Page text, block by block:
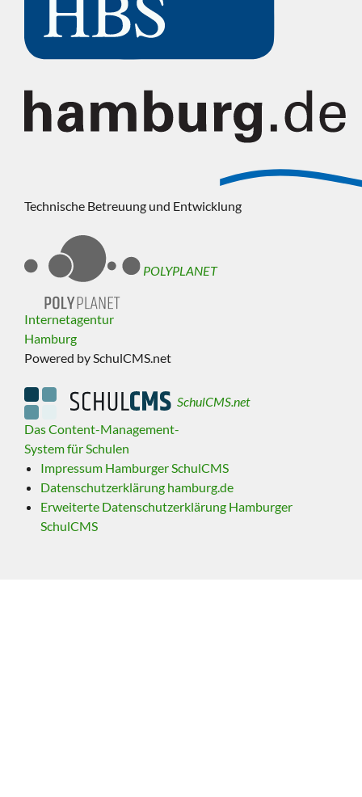
Technische Betreuung und Entwicklung
POLYPLANET
Internetagentur
Hamburg
Powered by SchulCMS.net
SchulCMS.net
Das Content-Management-
System für Schulen
Impressum Hamburger SchulCMS
Datenschutzerklärung hamburg.de
Erweiterte Datenschutzerklärung Hamburger
SchulCMS